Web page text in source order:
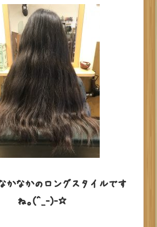
かなかのロングスタイルです
ね。(^_-)-☆